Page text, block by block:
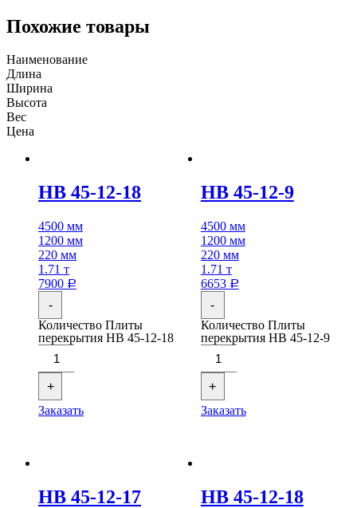
Похожие товары
Наименование
Длина
Ширина
Высота
Вес
Цена
НВ 45-12-18
4500 мм
1200 мм
220 мм
1.71 т
7900 Р
-
Количество Плиты
перекрытия НВ 45-12-18
+
Заказать
НВ 45-12-9
4500 мм
1200 мм
220 мм
1.71 т
6653 Р
-
Количество Плиты
перекрытия НВ 45-12-9
+
Заказать
НВ 45-12-17 НВ 45-12-18